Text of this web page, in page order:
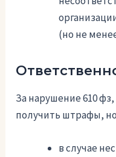
(но не
За нарушение 610
получить штрафы,
в случае